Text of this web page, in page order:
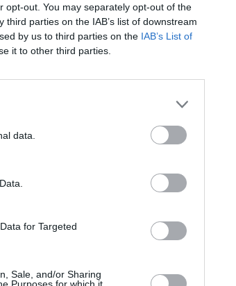
opt-out. You may separately opt-out of the
parties on the IAB’s list of downstream
by us to third parties on the IAB’s List of
it to other third parties.
data.
for Targeted
Sale, and/or Sharing
Purposes for which it
po celý
balíček.
se mohou
další
se mohou těšit
Elizy
jsme se
zpřístupnit
každý najde
Top Zprávičky
Skylink spustil
Oneplay zařadí
Prima sport
Operátor Du převzal
Antik TV potvrdil
Televisa Networks
Niké liga opět
TV program
20:15 Vyprávěj